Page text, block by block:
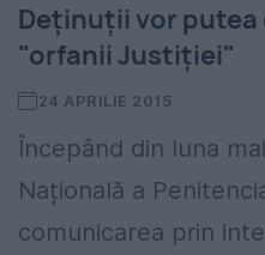
Deținuții vor
"orfanii Justiției"
24 APRILIE 2015
Începând din luna
Națională a
comunicarea prin